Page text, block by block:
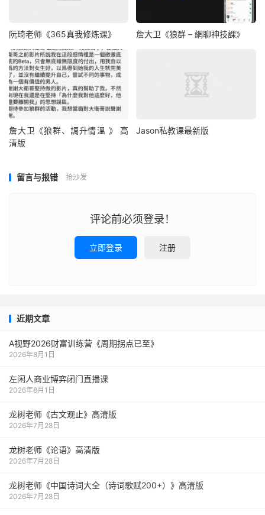
阮琦老师《365真我修炼课》 詹大卫《狼群 – 網聊神技課》
詹大卫《狼群、調升情‬溫 》 高
清版
Jason私教课最新版
留言与报错 抢沙发
评论前必须登录！
立即登录 注册
近期文章
A视野2026财富训练营《周期拐点已至》
2026年8月1日
左闲人商业博弈闭门直播课
2026年8月1日
龙树老师《古文观止》高清版
2026年7月28日
龙树老师《论语》高清版
2026年7月28日
龙树老师《中国诗词大全（诗词歌赋200+）》高清版
2026年7月28日